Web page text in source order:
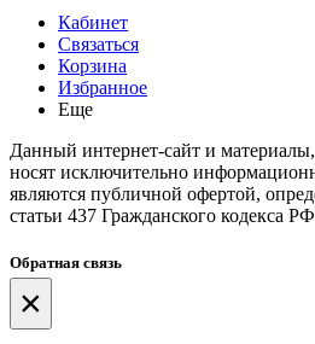
Кабинет
Связаться
Корзина
Избранное
Еще
Данный интернет-сайт и
носят исключительно
являются публичной офертой,
статьи 437 Гражданского кодекса
Обратная связь
×